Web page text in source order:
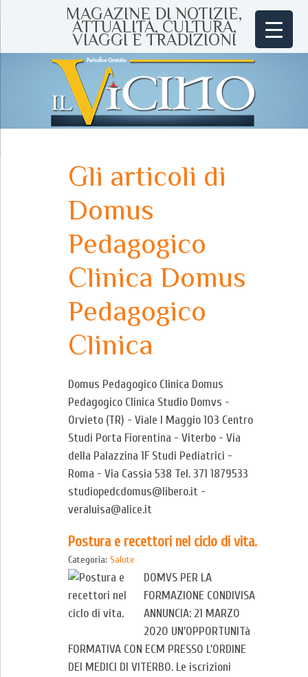
MAGAZINE DI NOTIZIE,
ATTUALITÀ, CULTURA,
VIAGGI E TRADIZIONI
Gli articoli di
Domus
Pedagogico
Clinica Domus
Pedagogico
Clinica
Domus Pedagogico Clinica Domus
Pedagogico Clinica Studio Domvs -
Orvieto (TR) - Viale I Maggio 103 Centro
Studi Porta Fiorentina - Viterbo - Via
della Palazzina 1F Studi Pediatrici -
Roma - Via Cassia 538 Tel. 371 1879533
studiopedcdomus@libero.it -
veraluisa@alice.it
Postura e recettori nel ciclo di vita.
Categoria: Salute
DOMVS PER LA
FORMAZIONE CONDIVISA
ANNUNCIA: 21 MARZO
2020 UN’OPPORTUNITà
FORMATIVA CON ECM PRESSO L’ORDINE
DEI MEDICI DI VITERBO. Le iscrizioni